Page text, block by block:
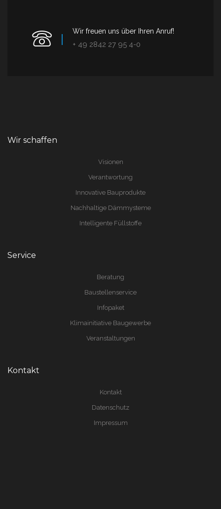
Wir freuen uns über Ihren Anruf!
+ 49 2842 27 95 4-0
Wir schaffen
Visionen
Verantwortung
Innovative Bauprodukte
Nachhaltige Dämmysteme
Intelligente Füllstoffe
Service
Beratung
Baustellenservice
Infopaket
Klimainitiative Baugewerbe
Veranstaltungen
Kontakt
Kontakt
Datenschutz
Impressum